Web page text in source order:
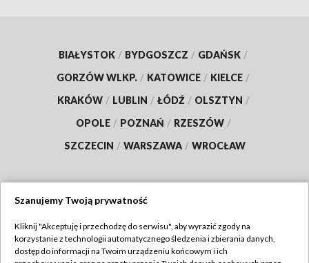
BIAŁYSTOK / BYDGOSZCZ / GDAŃSK /
GORZÓW WLKP. / KATOWICE / KIELCE /
KRAKÓW / LUBLIN / ŁÓDŹ / OLSZTYN /
OPOLE / POZNAŃ / RZESZÓW /
SZCZECIN / WARSZAWA / WROCŁAW
TVP
Szanujemy Twoją prywatność
Kliknij "Akceptuję i przechodzę do serwisu", aby wyrazić zgody na
korzystanie z technologii automatycznego śledzenia i zbierania danych,
dostęp do informacji na Twoim urządzeniu końcowym i ich